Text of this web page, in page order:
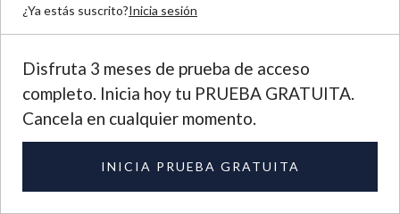
¿Ya estás suscrito?Inicia sesión
Disfruta 3 meses de prueba de acceso
completo. Inicia hoy tu PRUEBA GRATUITA.
Cancela en cualquier momento.
INICIA PRUEBA GRATUITA
Further Reading
Setenta veces siete